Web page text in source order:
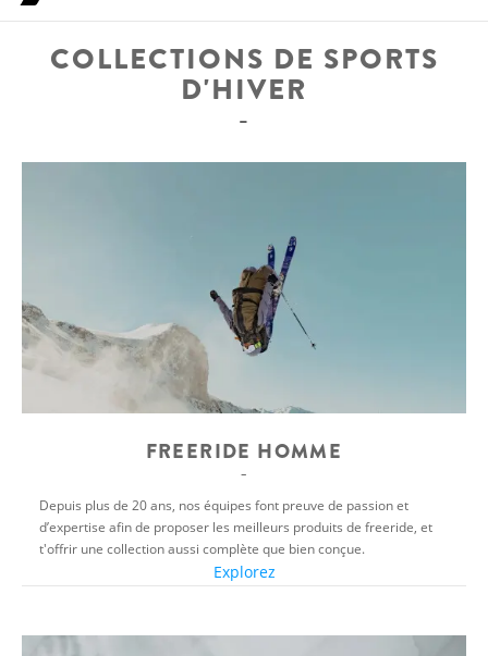
COLLECTIONS DE SPORTS
D'HIVER
FREERIDE HOMME
Depuis plus de 20 ans, nos équipes font preuve de passion et
d’expertise afin de proposer les meilleurs produits de freeride, et
t'offrir une collection aussi complète que bien conçue.
Explorez